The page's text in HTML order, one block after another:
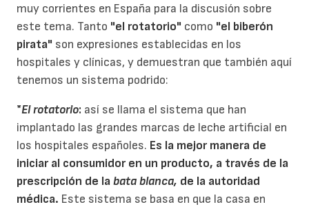
muy corrientes en España para la discusión sobre
este tema. Tanto "el rotatorio" como "el biberón
pirata" son expresiones establecidas en los
hospitales y clínicas, y demuestran que también aquí
tenemos un sistema podrido:
*El rotatorio: así se llama el sistema que han
implantado las grandes marcas de leche artificial en
los hospitales españoles. Es la mejor manera de
iniciar al consumidor en un producto, a través de la
prescripción de la bata blanca, de la autoridad
médica. Este sistema se basa en que la casa en